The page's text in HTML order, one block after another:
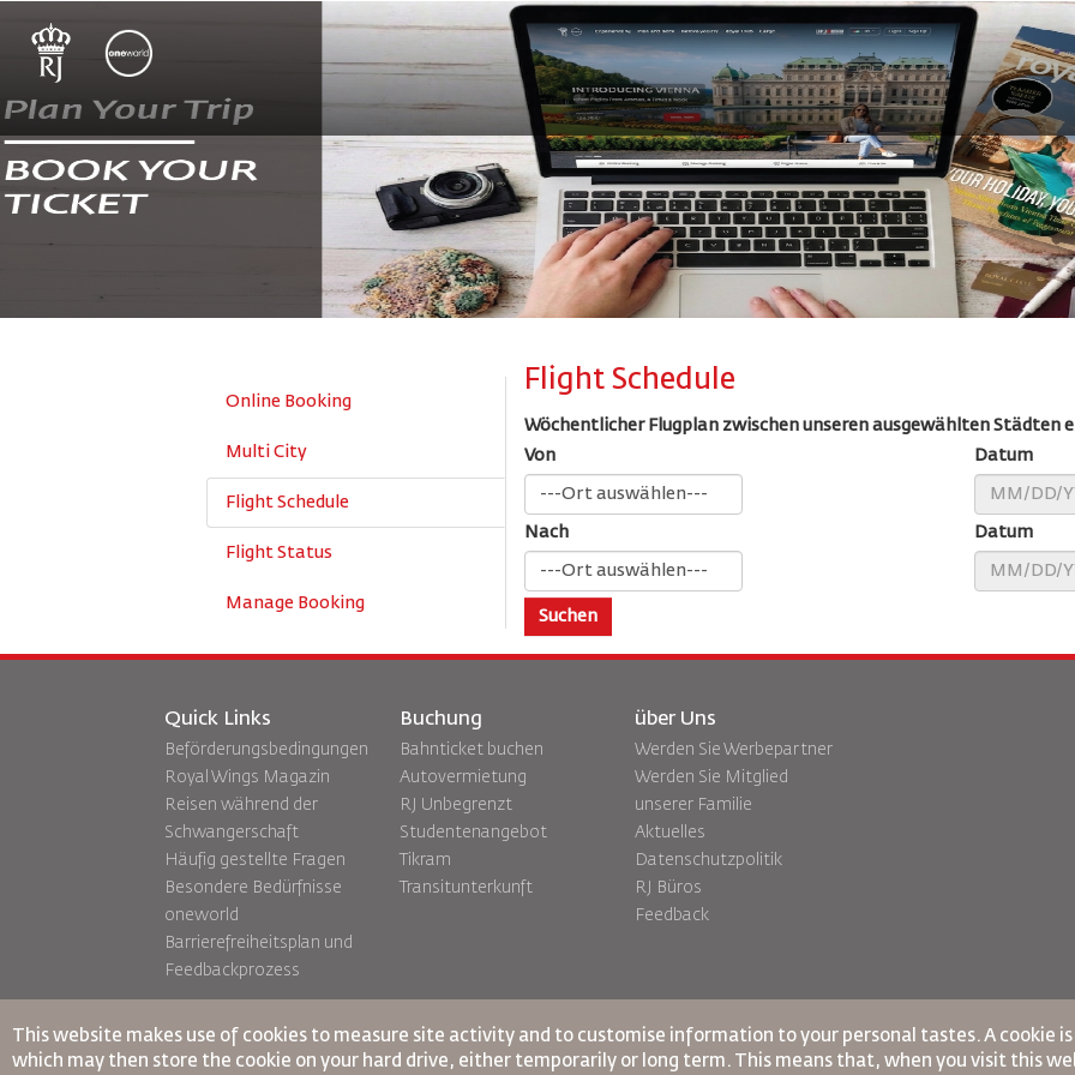
Online Booking
Multi City
Flight Schedule
Flight Status
Manage Booking
Flight Schedule
Wöchentlicher Flugplan zwischen unseren ausgewählten Städten
Von
Datum
Nach Datum
Suchen
Quick Links
Beförderungsbedingungen
Royal Wings Magazin
Reisen während der
Schwangerschaft
Häufig gestellte Fragen
Besondere Bedürfnisse
oneworld
Barrierefreiheitsplan und
Feedbackprozess
Buchung
Bahnticket buchen
Autovermietung
RJ Unbegrenzt
Studentenangebot
Tikram
Transitunterkunft
über Uns
Werden Sie Werbepartner
Werden Sie Mitglied
unserer Familie
Aktuelles
Datenschutzpolitik
RJ Büros
Feedback
Verbindliche interne Datenschutzvorschriften Vertragskonditionen Cookie-Richtlinie Nordamerika-Regeln Richtlinie zum Schutz
This website makes use of cookies to measure site activity and to customise information to your personal tastes. A cookie
which may then store the cookie on your hard drive, either temporarily or long term. This means that, when you visit this